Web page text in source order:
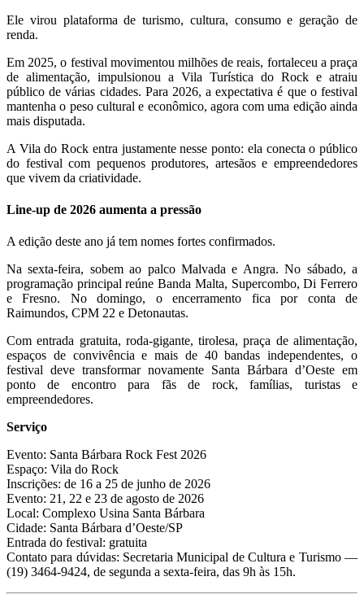
Ele virou plataforma de turismo, cultura, consumo e geração de
renda.
Em 2025, o festival movimentou milhões de reais, fortaleceu a praça
de alimentação, impulsionou a Vila Turística do Rock e atraiu
público de várias cidades. Para 2026, a expectativa é que o festival
mantenha o peso cultural e econômico, agora com uma edição ainda
mais disputada.
A Vila do Rock entra justamente nesse ponto: ela conecta o público
do festival com pequenos produtores, artesãos e empreendedores
que vivem da criatividade.
Line-up de 2026 aumenta a pressão
A edição deste ano já tem nomes fortes confirmados.
Na sexta-feira, sobem ao palco Malvada e Angra. No sábado, a
programação principal reúne Banda Malta, Supercombo, Di Ferrero
e Fresno. No domingo, o encerramento fica por conta de
Raimundos, CPM 22 e Detonautas.
Com entrada gratuita, roda-gigante, tirolesa, praça de alimentação,
espaços de convivência e mais de 40 bandas independentes, o
festival deve transformar novamente Santa Bárbara d’Oeste em
ponto de encontro para fãs de rock, famílias, turistas e
empreendedores.
Serviço
Evento: Santa Bárbara Rock Fest 2026
Espaço: Vila do Rock
Inscrições: de 16 a 25 de junho de 2026
Evento: 21, 22 e 23 de agosto de 2026
Local: Complexo Usina Santa Bárbara
Cidade: Santa Bárbara d’Oeste/SP
Entrada do festival: gratuita
Contato para dúvidas: Secretaria Municipal de Cultura e Turismo —
(19) 3464-9424, de segunda a sexta-feira, das 9h às 15h.